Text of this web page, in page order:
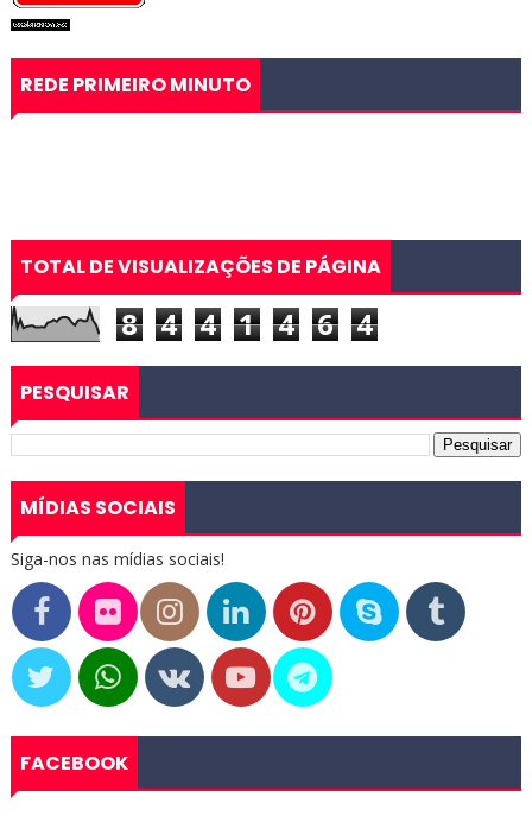
REDE PRIMEIRO MINUTO
TOTAL DE VISUALIZAÇÕES DE PÁGINA
8 4 4 1 4 6 4
PESQUISAR
MÍDIAS SOCIAIS
Siga-nos nas mídias sociais!
FACEBOOK